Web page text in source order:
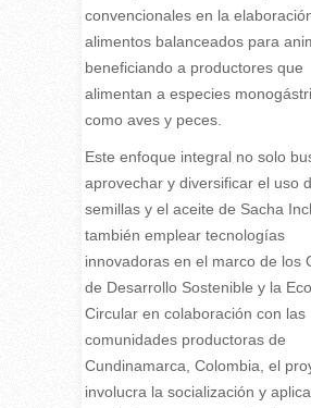
convencionales en la
alimentos balanceados para
beneficiando a productores que
alimentan a especies
como aves y peces.
Este enfoque integral no solo
aprovechar y diversificar el uso
semillas y el aceite de Sacha
también emplear tecnologías
innovadoras en el marco de los
de Desarrollo Sostenible y la
Circular en colaboración con las
comunidades productoras de
Cundinamarca, Colombia, el
involucra la socialización y